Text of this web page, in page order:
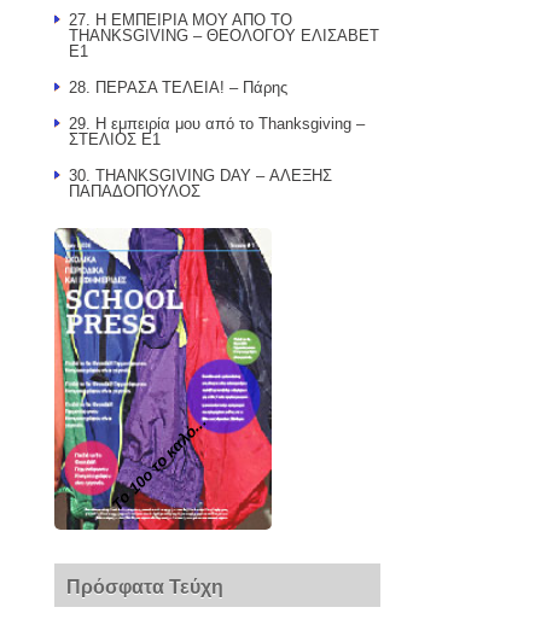
27. Η ΕΜΠΕΙΡΙΑ ΜΟΥ ΑΠΟ ΤΟ
THANKSGIVING – ΘΕΟΛΟΓΟΥ ΕΛΙΣΑΒΕΤ
Ε1
28. ΠΕΡΑΣΑ ΤΕΛΕΙΑ! – Πάρης
29. Η εμπειρία μου από το Thanksgiving –
ΣΤΕΛΙΟΣ Ε1
30. THANKSGIVING DAY – ΑΛΕΞΗΣ
ΠΑΠΑΔΟΠΟΥΛΟΣ
Το 10ο το καλό...
Πρόσφατα Τεύχη